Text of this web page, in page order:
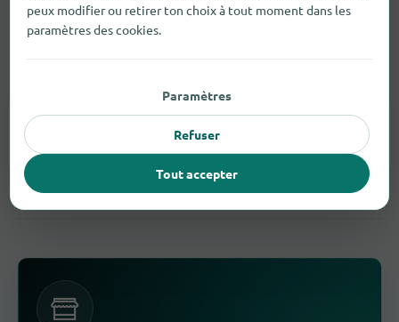
peux modifier ou retirer ton choix à tout moment dans les
paramètres des cookies.
Paramètres
Refuser
Tout accepter